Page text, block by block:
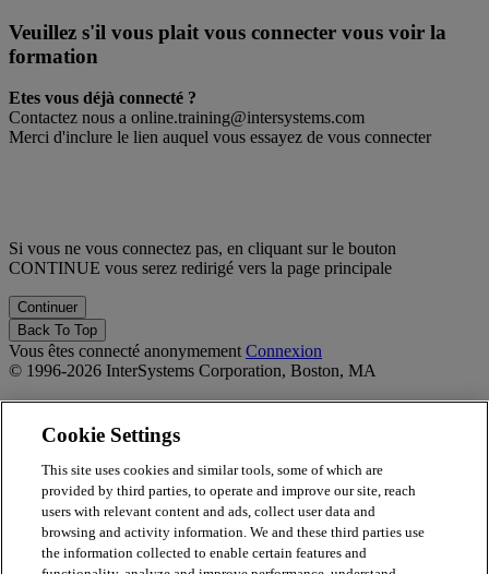
Veuillez s'il vous plait vous connecter vous voir la
formation
Etes vous déjà connecté ?
Contactez nous a online.training@intersystems.com
Merci d'inclure le lien auquel vous essayez de vous connecter
Si vous ne vous connectez pas, en cliquant sur le bouton
CONTINUE vous serez redirigé vers la page principale
Back To Top
Vous êtes connecté anonymement Connexion
© 1996-2026 InterSystems Corporation, Boston, MA
Privacy Statement
Terms of Service
Accessibility
Guarantee
Totara
Report Issue
Cookie Settings
This site uses cookies and similar tools, some of which are
provided by third parties, to operate and improve our site, reach
users with relevant content and ads, collect user data and
browsing and activity information. We and these third parties use
the information collected to enable certain features and